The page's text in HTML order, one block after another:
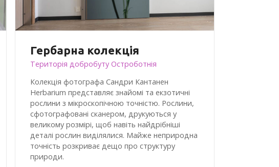
Гербарна колекція
Територія добробуту Остроботнія
Колекція фотографа Сандри Кантанен
Herbarium представляє знайомі та екзотичні
рослини з мікроскопічною точністю. Рослини,
сфотографовані сканером, друкуються у
великому розмірі, щоб навіть найдрібніші
деталі рослин виділялися. Майже неприродна
точність розкриває дещо про структуру
природи.